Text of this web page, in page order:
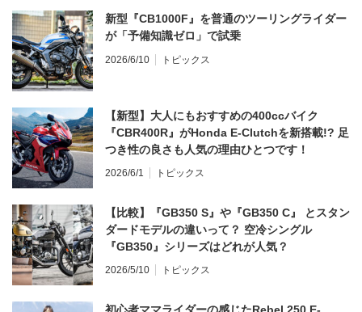
新型『CB1000F』を普通のツーリングライダー
が「予備知識ゼロ」で試乗
2026/6/10 トピックス
【新型】大人にもおすすめの400ccバイク
『CBR400R』がHonda E-Clutchを新搭載!? 足
つき性の良さも人気の理由ひとつです！
2026/6/1 トピックス
【比較】『GB350 S』や『GB350 C』 とスタン
ダードモデルの違いって？ 空冷シングル
『GB350』シリーズはどれが人気？
2026/5/10 トピックス
初心者ママライダーの感じたRebel 250 E-